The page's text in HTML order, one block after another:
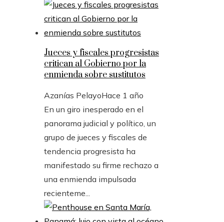
Jueces y fiscales progresistas
critican al Gobierno por la
enmienda sobre sustitutos
Azanías PelayoHace 1 año
En un giro inesperado en el
panorama judicial y político, un
grupo de jueces y fiscales de
tendencia progresista ha
manifestado su firme rechazo a
una enmienda impulsada
recienteme...